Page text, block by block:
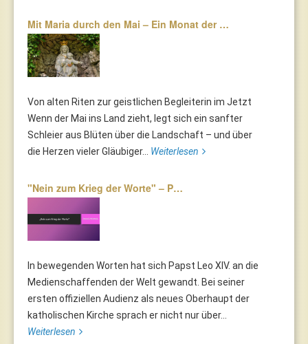
Mit Maria durch den Mai – Ein Monat der …
Von alten Riten zur geistlichen Begleiterin im Jetzt
Wenn der Mai ins Land zieht, legt sich ein sanfter
Schleier aus Blüten über die Landschaft – und über
die Herzen vieler Gläubiger... Weiterlesen
"Nein zum Krieg der Worte" – P…
In bewegenden Worten hat sich Papst Leo XIV. an die
Medienschaffenden der Welt gewandt. Bei seiner
ersten offiziellen Audienz als neues Oberhaupt der
katholischen Kirche sprach er nicht nur über...
Weiterlesen